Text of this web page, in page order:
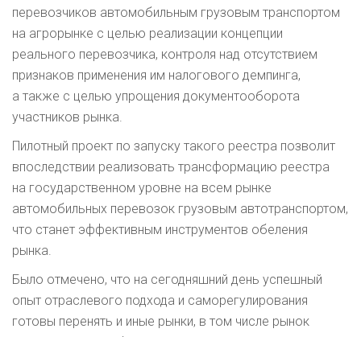
перевозчиков автомобильным грузовым транспортом
на агрорынке с целью реализации концепции
реального перевозчика, контроля над отсутствием
признаков применения им налогового демпинга,
а также с целью упрощения документооборота
участников рынка.
Пилотный проект по запуску такого реестра позволит
впоследствии реализовать трансформацию реестра
на государственном уровне на всем рынке
автомобильных перевозок грузовым автотранспортом,
что станет эффективным инструментов обеления
рынка.
Было отмечено, что на сегодняшний день успешный
опыт отраслевого подхода и саморегулирования
готовы перенять и иные рынки, в том числе рынок